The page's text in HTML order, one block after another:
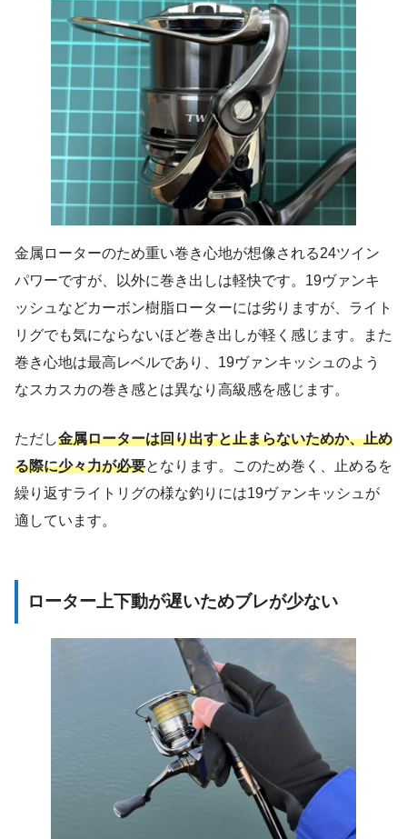
金属ローターのため重い巻き心地が想像される24ツイン
パワーですが、以外に巻き出しは軽快です。19ヴァンキ
ッシュなどカーボン樹脂ローターには劣りますが、ライト
リグでも気にならないほど巻き出しが軽く感じます。また
巻き心地は最高レベルであり、19ヴァンキッシュのよう
なスカスカの巻き感とは異なり高級感を感じます。
ただし金属ローターは回り出すと止まらないためか、止め
る際に少々力が必要となります。このため巻く、止めるを
繰り返すライトリグの様な釣りには19ヴァンキッシュが
適しています。
ローター上下動が遅いためブレが少ない